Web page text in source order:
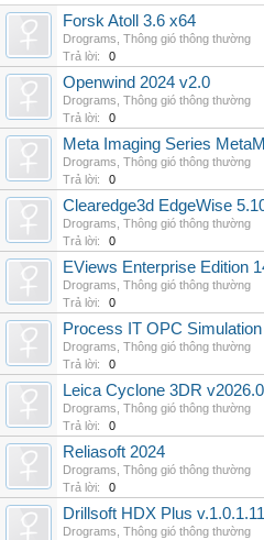
Forsk Atoll 3.6 x64
Drograms Thông gió thông thường
Trả lời:
0
Openwind 2024 v2.0
Drograms Thông gió thông thường
Trả lời:
0
Meta Imaging Series
Drograms Thông gió thông thường
Trả lời:
0
Clearedge3d EdgeWise
Drograms Thông gió thông thường
Trả lời:
0
EViews Enterprise Edition
Drograms Thông gió thông thường
Trả lời:
0
Process IT OPC
Drograms Thông gió thông thường
Trả lời:
0
Leica Cyclone 3DR
Drograms Thông gió thông thường
Trả lời:
0
Reliasoft 2024
Drograms Thông gió thông thường
Trả lời:
0
Drillsoft HDX Plus
Drograms Thông gió thông thường